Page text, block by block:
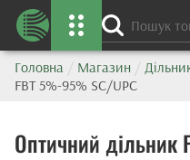
Головна / Магазин /
FBT 5%-95% SC/UPC
Оптичний дільник